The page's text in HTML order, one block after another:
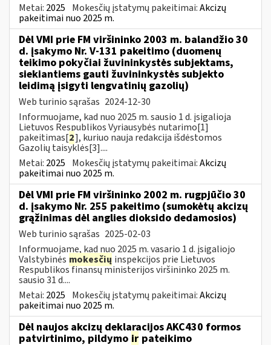
Metai: 2025 Mokesčių įstatymų pakeitimai:Akcizų
pakeitimai nuo 2025 m.
Dėl VMI prie FM viršininko 2003 m. balandžio 30
d. įsakymo Nr. V-131 pakeitimo (duomenų
teikimo pokyčiai žuvininkystės subjektams,
siekiantiems gauti žuvininkystės subjekto
leidimą įsigyti lengvatinių gazolių)
Web turinio sąrašas 2024-12-30
Informuojame, kad nuo 2025 m. sausio 1 d. įsigalioja
Lietuvos Respublikos Vyriausybės nutarimo[1]
pakeitimas[2], kuriuo nauja redakcija išdėstomos
Gazolių taisyklės[3]....
Metai: 2025 Mokesčių įstatymų pakeitimai:Akcizų
pakeitimai nuo 2025 m.
Dėl VMI prie FM viršininko 2002 m. rugpjūčio 30
d. įsakymo Nr. 255 pakeitimo (sumokėtų akcizų
grąžinimas dėl anglies dioksido dedamosios)
Web turinio sąrašas 2025-02-03
Informuojame, kad nuo 2025 m. vasario 1 d. įsigaliojo
Valstybinės mokesčių inspekcijos prie Lietuvos
Respublikos finansų ministerijos viršininko 2025 m.
sausio 31 d....
Metai: 2025 Mokesčių įstatymų pakeitimai:Akcizų
pakeitimai nuo 2025 m.
Dėl naujos akcizų deklaracijos AKC430 formos
patvirtinimo, pildymo ir pateikimo